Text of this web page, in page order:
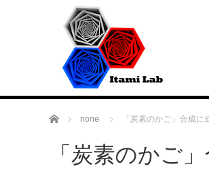
Home none 「炭素のかご」合成
「炭素のかご